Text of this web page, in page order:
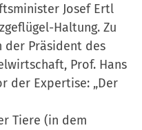
Josef Ertl
Haltung. Zu
der Präsident des
Prof. Hans
der Expertise: „Der
Tiere (in dem